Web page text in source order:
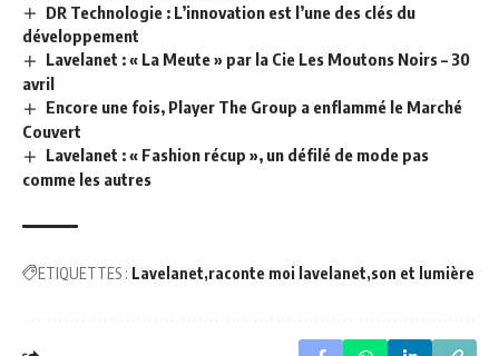
DR Technologie : L’innovation est l’une des clés du
développement
Lavelanet : « La Meute » par la Cie Les Moutons Noirs – 30
avril
Encore une fois, Player The Group a enflammé le Marché
Couvert
Lavelanet : « Fashion récup », un défilé de mode pas
comme les autres
ETIQUETTES : Lavelanet raconte moi lavelanet son et lumière